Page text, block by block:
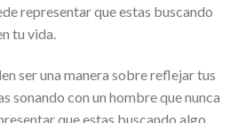
representar que estas buscando
tu vida.
ser una manera sobre reflejar tus
sonando con un hombre que nunca
que estas buscando algo